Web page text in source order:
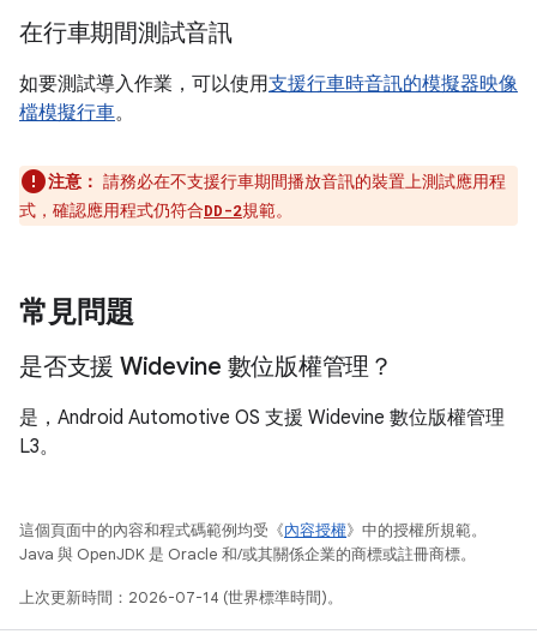
在行車期間測試音訊
如要測試導入作業，可以使用支援行車時音訊的模擬器映像
檔模擬行車。
注意： 請務必在不支援行車期間播放音訊的裝置上測試應用程
式，確認應用程式仍符合DD-2規範。
常見問題
是否支援 Widevine 數位版權管理？
是，Android Automotive OS 支援 Widevine 數位版權管理
L3。
這個頁面中的內容和程式碼範例均受《內容授權》中的授權所規範。
Java 與 OpenJDK 是 Oracle 和/或其關係企業的商標或註冊商標。
上次更新時間：2026-07-14 (世界標準時間)。